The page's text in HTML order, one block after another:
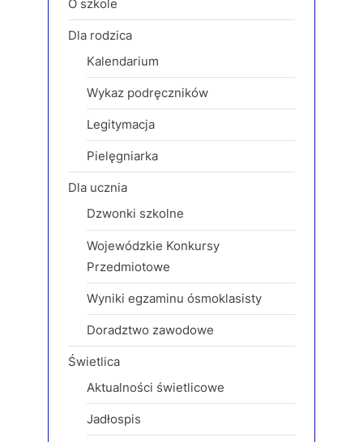
O szkole
Dla rodzica
Kalendarium
Wykaz podręczników
Legitymacja
Pielęgniarka
Dla ucznia
Dzwonki szkolne
Wojewódzkie Konkursy
Przedmiotowe
Wyniki egzaminu ósmoklasisty
Doradztwo zawodowe
Świetlica
Aktualności świetlicowe
Jadłospis